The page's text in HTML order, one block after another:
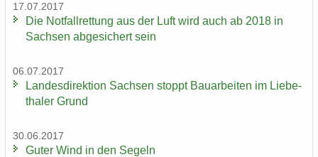
17.07.2017
Die Not­fall­ret­tung aus der Luft wird auch ab 2018 in
Sach­sen ab­ge­si­chert sein
06.07.2017
Lan­des­di­rek­ti­on Sach­sen stoppt Bau­ar­bei­ten im Lie­be­
tha­ler Grund
30.06.2017
Guter Wind in den Se­geln